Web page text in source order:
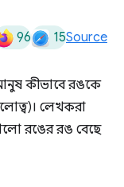
96 15Source
কীভাবে রঙকে
লেখকরা
রঙের রঙ বেছে